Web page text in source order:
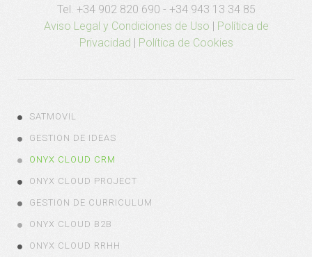
Tel. +34 902 820 690 - +34 943 13 34 85
Aviso Legal y Condiciones de Uso | Política de
Privacidad | Política de Cookies
SATMOVIL
GESTION DE IDEAS
ONYX CLOUD CRM
ONYX CLOUD PROJECT
GESTION DE CURRICULUM
ONYX CLOUD B2B
ONYX CLOUD RRHH